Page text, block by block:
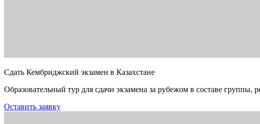
Сдать Кембриджский экзамен в Казахстане
Образовательный тур для сдачи экзамена за рубежом в составе группы,
Оставить заявку